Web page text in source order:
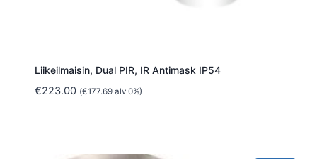
Liikeilmaisin, Dual PIR, IR Antimask IP54
€223.00 (€177.69alv 0%)